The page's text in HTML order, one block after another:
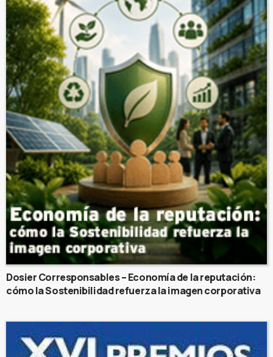
Dosier Corresponsables – Economía de la reputación:
cómo la Sostenibilidad refuerza la imagen corporativa